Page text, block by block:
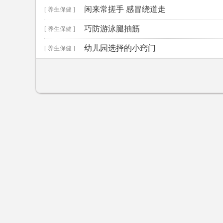
[ 养生保健 ] 闲来常搓手 感冒绕道走
[ 养生保健 ] 巧防游泳腿抽筋
[ 养生保健 ] 幼儿园选择的小窍门